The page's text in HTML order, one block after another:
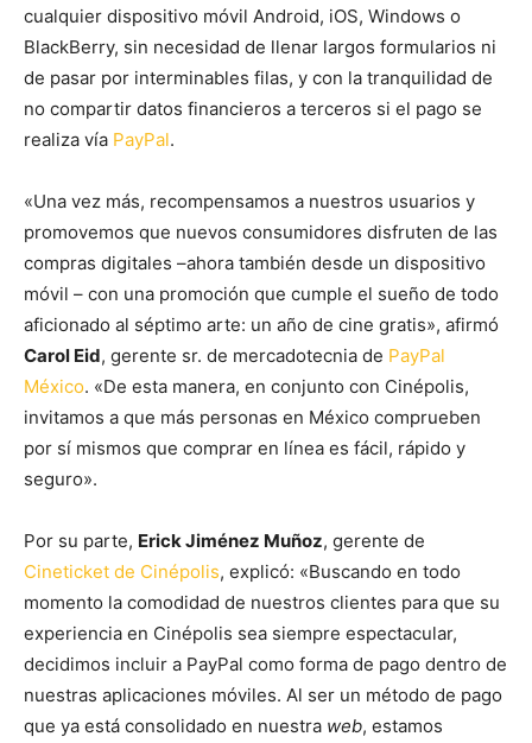
cualquier dispositivo móvil Android, iOS, Windows o
BlackBerry, sin necesidad de llenar largos formularios ni
de pasar por interminables filas, y con la tranquilidad de
no compartir datos financieros a terceros si el pago se
realiza vía PayPal.
«Una vez más, recompensamos a nuestros usuarios y
promovemos que nuevos consumidores disfruten de las
compras digitales –ahora también desde un dispositivo
móvil – con una promoción que cumple el sueño de todo
aficionado al séptimo arte: un año de cine gratis», afirmó
Carol Eid, gerente sr. de mercadotecnia de PayPal
México. «De esta manera, en conjunto con Cinépolis,
invitamos a que más personas en México comprueben
por sí mismos que comprar en línea es fácil, rápido y
seguro».
Por su parte, Erick Jiménez Muñoz, gerente de
Cineticket de Cinépolis, explicó: «Buscando en todo
momento la comodidad de nuestros clientes para que su
experiencia en Cinépolis sea siempre espectacular,
decidimos incluir a PayPal como forma de pago dentro de
nuestras aplicaciones móviles. Al ser un método de pago
que ya está consolidado en nuestra web, estamos